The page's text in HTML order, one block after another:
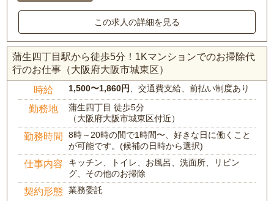
この求人の詳細を見る
蒲生四丁目駅から徒歩5分！1Kマンションでのお掃除代
行のお仕事（大阪府大阪市城東区）
時給 1,500〜1,860円 、交通費支給、前払い制度あり
勤務地
蒲生四丁目 徒歩5分
（大阪府大阪市城東区付近）
勤務時間
8時～20時の間で1時間〜、好きな日に働くこと
が可能です。(候補の日時から選択)
仕事内容
キッチン、トイレ、お風呂、洗面所、リビン
グ、その他のお掃除
契約形態 業務委託